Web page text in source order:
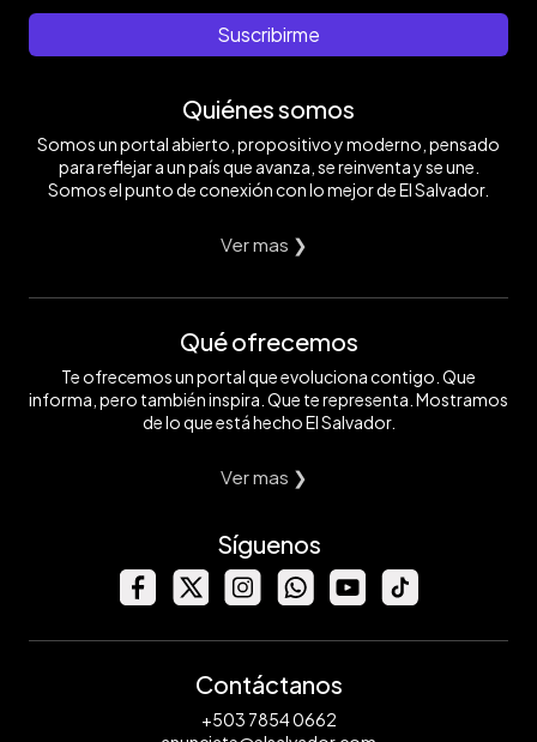
Suscribirme
Quiénes somos
Somos un portal abierto, propositivo y moderno, pensado
para reflejar a un país que avanza, se reinventa y se une.
Somos el punto de conexión con lo mejor de El Salvador.
Ver mas ❯
Qué ofrecemos
Te ofrecemos un portal que evoluciona contigo. Que
informa, pero también inspira. Que te representa. Mostramos
de lo que está hecho El Salvador.
Ver mas ❯
Síguenos
Contáctanos
+503 7854 0662